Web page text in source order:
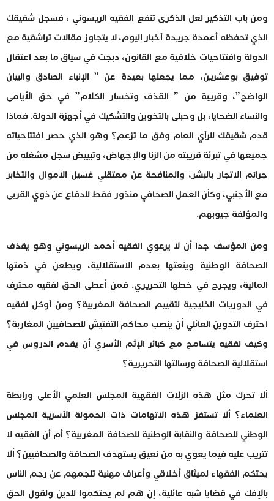
ومن باب التذكير لعل الذكرى تنفع الفقيه الريسوني ، فسجل شقيقك
الذي تحفظه أعمدة جريدة أخبار اليوم، لا يتجاوز مقالات تراشقية مع
الدولة وافتتاحيات خلافية مع القانون، دبجت في سياق ما بعد اعتقال
توفيق بوعشرين، مما يجعلها بعيدة عن ” الإنباء الصادق والبيان
الواضح”، وقريبة من ” القذف وتخسار الكلام” في حق الأيامى
والنساء الضحايا، بل وحبلى بالتخوين والتشكيك في أجهزة الدولة. فماذا
قدم شقيقك للرأي العام وفق ما تزعم؟ وهو الذي حصر افتتاحياته
جميعها في تبرئة قريبته من الزنا والإجهاض، وتبييض سجل مشغله من
جرائم الاتجار بالبشر، والمنافحة عن معتقلي غسيل الأموال والتخابر
مع الأجنبي، وكأن العمل الصحافي منذور فقط للدفاع عن ذوي القربى
والمؤلفة جيوبهم.
ومن المؤسف جدا أن لا يرعوي الفقيه أحمد الريسوني وهو يقذف
الصحافة الوطنية وينعتها بعدم الاستقلالية، ويطعن في ذمتها
المالية، ويجرح في خطها التحريري. فمن أعطى الحق لفقيه محترف
في الدوريات الخليجية لتقييم الصحافة المغربية؟ ومن أوكل لفقيه
احترف التدوين العائلي أن ينصب محاكم التفتيش للصحافيين المغاربة؟
وكيف لفقيه يتسامح مع كبائر الإثم الأسري أن يقدم الدروس في
استقلالية الصحافة ورسالتها التحريرية؟
ألا تحرك مثل هذه الزلات الفقهية المجلس العلمي الأعلى ورابطة
العلماء؟ ألا تستفز هذه الاتهامات ذات الحمولة الأسرية المجلس
الوطني للصحافة والنقابة الوطنية للصحافة المغربية؟ أم أن الفقيه لا
تتريب عليه فيما يعوي به من نعيق يستهدف الصحافة والصحافيين؟ ألا
يحتكم الفقهاء لميثاق أخلاقي وأعراف مهنية تلجمهم عن رجم الناس
بالإفك في قضايا شبه عائلية، إن هم لم يحتكموا للدين ولقول الحق